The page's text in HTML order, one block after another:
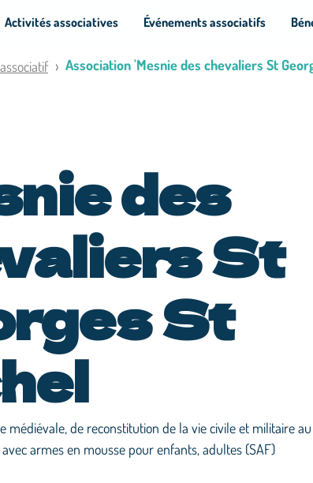
Activités associatives Événements associatifs
Association 'Mesnie des chevaliers St
des
St
St
médiévale, de reconstitution de la vie civile et militaire au
armes en mousse pour enfants, adultes (SAF)